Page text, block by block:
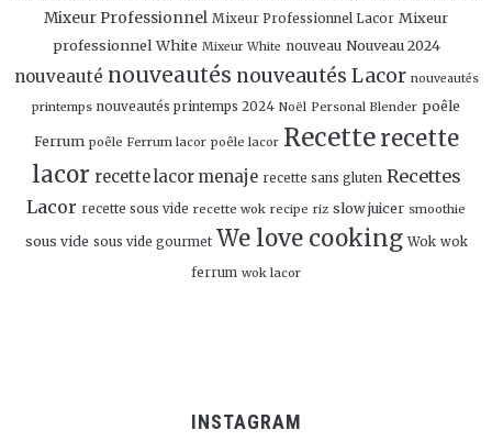
Mixeur Professionnel Mixeur Professionnel Lacor Mixeur
professionnel White Mixeur White nouveau Nouveau 2024
nouveauté nouveautés nouveautés Lacor nouveautés
printemps nouveautés printemps 2024 Noël Personal Blender poêle
Ferrum poêle Ferrum lacor poêle lacor Recette recette
lacor recette lacor menaje recette sans gluten Recettes
Lacor recette sous vide recette wok recipe riz slow juicer smoothie
sous vide sous vide gourmet We love cooking Wok wok
ferrum wok lacor
INSTAGRAM